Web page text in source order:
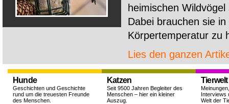
heimischen
Dabei brauchen sie
Körpertemperatur zu
Lies den ganzen
Hunde
Geschichten und Geschichte
rund um die treuesten Freunde
des Menschen.
Katzen
Seit 9500 Jahren Begleiter des
Menschen – hier ein kleiner
Auszug.
Tierwelt
Interviews
Welt der